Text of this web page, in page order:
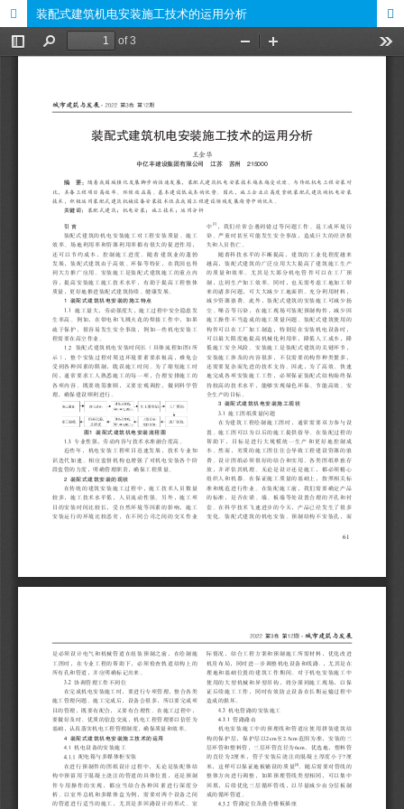
装配式建筑机电安装施工技术的运用分析